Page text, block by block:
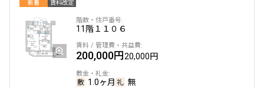
新着 賃料改定
11階１１０６
200,000円20,000円
1.0ヶ月 無